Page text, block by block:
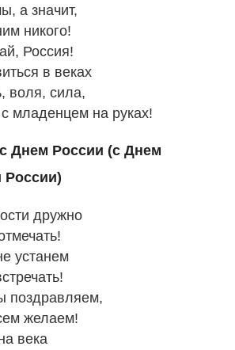
а значит,
никого!
Россия!
в веках
воля, сила,
младенцем на руках!
Днем России (с Днем
России)
дружно
устанем
поздравляем,
желаем!
века